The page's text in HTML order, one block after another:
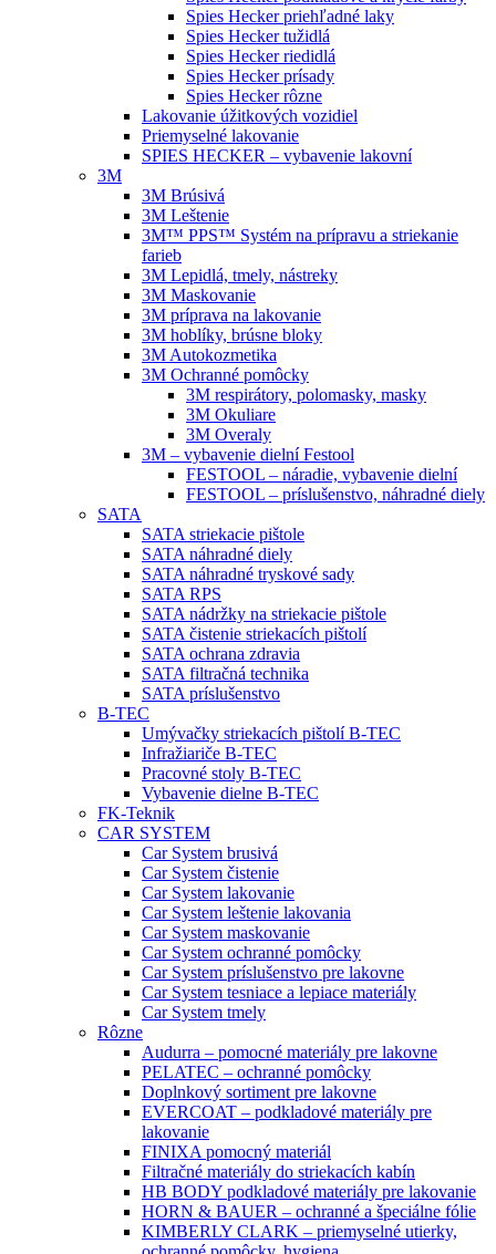
Spies Hecker priehľadné laky
Spies Hecker tužidlá
Spies Hecker riedidlá
Spies Hecker prísady
Spies Hecker rôzne
Lakovanie úžitkových vozidiel
Priemyselné lakovanie
SPIES HECKER – vybavenie lakovní
3M
3M Brúsivá
3M Leštenie
3M™ PPS™ Systém na prípravu a striekanie
farieb
3M Lepidlá, tmely, nástreky
3M Maskovanie
3M príprava na lakovanie
3M hoblíky, brúsne bloky
3M Autokozmetika
3M Ochranné pomôcky
3M respirátory, polomasky, masky
3M Okuliare
3M Overaly
3M – vybavenie dielní Festool
FESTOOL – náradie, vybavenie dielní
FESTOOL – príslušenstvo, náhradné diely
SATA
SATA striekacie pištole
SATA náhradné diely
SATA náhradné tryskové sady
SATA RPS
SATA nádržky na striekacie pištole
SATA čistenie striekacích pištolí
SATA ochrana zdravia
SATA filtračná technika
SATA príslušenstvo
B-TEC
Umývačky striekacích pištolí B-TEC
Infražiariče B-TEC
Pracovné stoly B-TEC
Vybavenie dielne B-TEC
FK-Teknik
CAR SYSTEM
Car System brusivá
Car System čistenie
Car System lakovanie
Car System leštenie lakovania
Car System maskovanie
Car System ochranné pomôcky
Car System príslušenstvo pre lakovne
Car System tesniace a lepiace materiály
Car System tmely
Rôzne
Audurra – pomocné materiály pre lakovne
PELATEC – ochranné pomôcky
Doplnkový sortiment pre lakovne
EVERCOAT – podkladové materiály pre
lakovanie
FINIXA pomocný materiál
Filtračné materiály do striekacích kabín
HB BODY podkladové materiály pre lakovanie
HORN & BAUER – ochranné a špeciálne fólie
KIMBERLY CLARK – priemyselné utierky,